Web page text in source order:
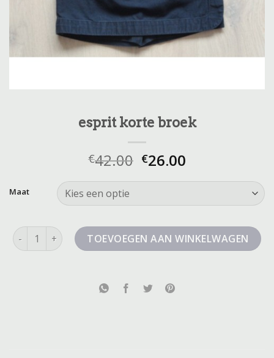
esprit korte broek
€42.00 €26.00
Maat
esprit korte broek aantalTOEVOEGEN AAN WINKELWAGEN